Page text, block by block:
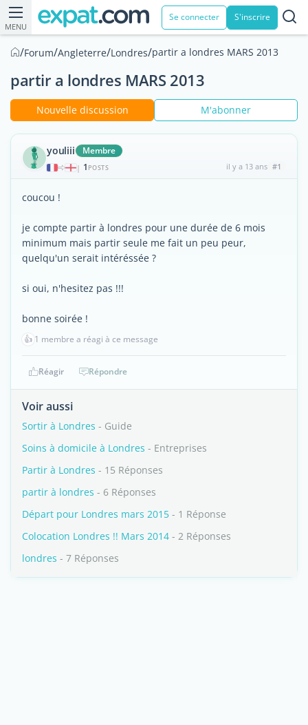
MENU
Se connecter S'inscrire
/Forum/Angleterre/Londres/partir a londres MARS 2013
partir a londres MARS 2013
Nouvelle discussion M'abonner
youliii Membre
| 1 POSTS il y a 13 ans #1
coucou !
je compte partir à londres pour une durée de 6 mois
minimum mais partir seule me fait un peu peur,
quelqu'un serait intéréssée ?
si oui, n'hesitez pas !!!
bonne soirée !
👍 1 membre a réagi à ce message
Réagir Répondre
Voir aussi
Sortir à Londres - Guide
Soins à domicile à Londres - Entreprises
Partir à Londres - 15 Réponses
partir à londres - 6 Réponses
Départ pour Londres mars 2015 - 1 Réponse
Colocation Londres !! Mars 2014 - 2 Réponses
londres - 7 Réponses